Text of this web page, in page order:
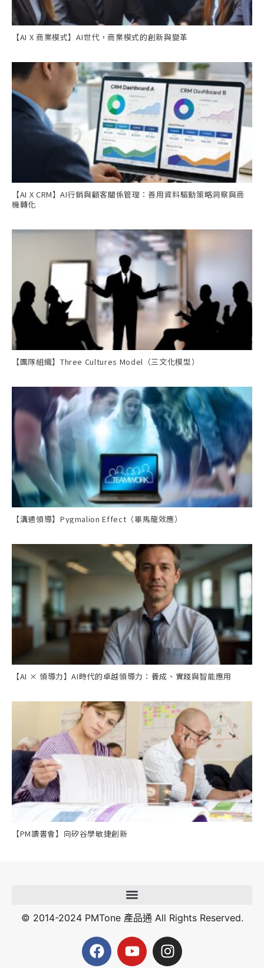
【AI X 商業模式】AI世代，商業模式的創新與變革
【AI X CRM】AI行銷與顧客關係管理：善用資料驅動策略洞察與商
機轉化
【團隊組織】Three Cultures Model（三文化模型）
【溝通領導】Pygmalion Effect（畢馬龍效應）
【AI × 領導力】AI時代的卓越領導力：養成、實踐與智能應用
【PM讀書會】向矽谷學敏捷創新
© 2014-2024 PMTone 產品通 All Rights Reserved.